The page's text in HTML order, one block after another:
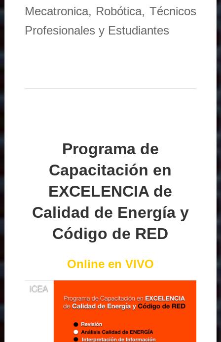
Mecatronica, Robótica, Técnicos
Profesionales y Estudiantes
Programa de
Capacitación en
EXCELENCIA de
Calidad de Energía y
Código de RED
Online en VIVO